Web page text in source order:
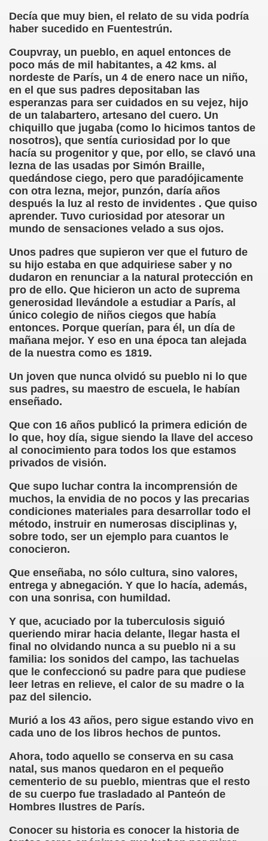
Decía que muy bien, el relato de su vida podría
haber sucedido en Fuentestrún.
Coupvray, un pueblo, en aquel entonces de
poco más de mil habitantes, a 42 kms. al
nordeste de París, un 4 de enero nace un niño,
en el que sus padres depositaban las
esperanzas para ser cuidados en su vejez, hijo
de un talabartero, artesano del cuero. Un
chiquillo que jugaba (como lo hicimos tantos de
nosotros), que sentía curiosidad por lo que
hacía su progenitor y que, por ello, se clavó una
lezna de las usadas por Simón Braille,
quedándose ciego, pero que paradójicamente
con otra lezna, mejor, punzón, daría años
después la luz al resto de invidentes . Que quiso
aprender. Tuvo curiosidad por atesorar un
mundo de sensaciones velado a sus ojos.
Unos padres que supieron ver que el futuro de
su hijo estaba en que adquiriese saber y no
dudaron en renunciar a la natural protección en
pro de ello. Que hicieron un acto de suprema
generosidad llevándole a estudiar a París, al
único colegio de niños ciegos que había
entonces. Porque querían, para él, un día de
mañana mejor. Y eso en una época tan alejada
de la nuestra como es 1819.
Un joven que nunca olvidó su pueblo ni lo que
sus padres, su maestro de escuela, le habían
enseñado.
Que con 16 años publicó la primera edición de
lo que, hoy día, sigue siendo la llave del acceso
al conocimiento para todos los que estamos
privados de visión.
Que supo luchar contra la incomprensión de
muchos, la envidia de no pocos y las precarias
condiciones materiales para desarrollar todo el
método, instruir en numerosas disciplinas y,
sobre todo, ser un ejemplo para cuantos le
conocieron.
Que enseñaba, no sólo cultura, sino valores,
entrega y abnegación. Y que lo hacía, además,
con una sonrisa, con humildad.
Y que, acuciado por la tuberculosis siguió
queriendo mirar hacia delante, llegar hasta el
final no olvidando nunca a su pueblo ni a su
familia: los sonidos del campo, las tachuelas
que le confeccionó su padre para que pudiese
leer letras en relieve, el calor de su madre o la
paz del silencio.
Murió a los 43 años, pero sigue estando vivo en
cada uno de los libros hechos de puntos.
Ahora, todo aquello se conserva en su casa
natal, sus manos quedaron en el pequeño
cementerio de su pueblo, mientras que el resto
de su cuerpo fue trasladado al Panteón de
Hombres Ilustres de París.
Conocer su historia es conocer la historia de
Todos (Pedro Zurita)
Social, Córdoba 03-03-09 (Pedro A. Zurita)
de Sor Sacramento)
Elissalde)
1ª Escuela de Ciegos Que Hubo en España (Jesús
06-09 (Pedro Zurita)
(Francisco Javier Bernal García)
(Roberto Enjuto)
Fundamento Y Sentimientos (Samuel Rodríguez
(Rogelio Muñoz Martínez)
la Luz (Alberto Gil)
(Francesc Miñana)
Suárez Santana)
no latino (Pedro Zurita)
Ex Secretari Unió Mundial de Cecs, català (Pedro
del Monumento a Luis Braille, 1980 (editora
Conferencia (David López)
de Obstáculos (Juurmaa, J.)
de Escritura Táctil para Lectores con Ceguera o
de Hombres Ilustres de París (César Puente)
150è Aniversari mort de Louis Braille (CPB de l'ONCE a
Maestro (F. Javier Bernal García)
Vicente (F. Javier Bernal)
Paz)
Figueroa)
(Puri Águila)
las Oposiciones (Elena Rodrigo)
(Luis Eduardo Martínez)